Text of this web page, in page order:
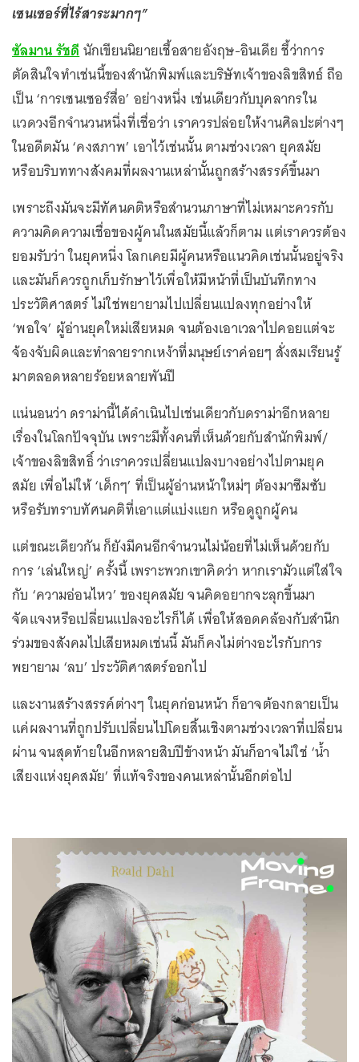
เซนเซอร์ที่ไร้สาระมากๆ”
ซัลมาน รัชดีนักเขียนนิยายเชื้อสายอังฤษ-อินเดีย ชี้ว่าการ
ตัดสินใจทำเช่นนี้ของสำนักพิมพ์และบริษัทเจ้าของลิขสิทธ์ ถือ
เป็น ‘การเซนเซอร์สื่อ’ อย่างหนึ่ง เช่นเดียวกับบุคลากรใน
แวดวงอีกจำนวนหนึ่งที่เชื่อว่า เราควรปล่อยให้งานศิลปะต่างๆ
ในอดีตมัน ‘คงสภาพ’ เอาไว้เช่นนั้น ตามช่วงเวลา ยุคสมัย
หรือบริบททางสังคมที่ผลงานเหล่านั้นถูกสร้างสรรค์ขึ้นมา
เพราะถึงมันจะมีทัศนคติหรือสำนวนภาษาที่ไม่เหมาะควรกับ
ความคิดความเชื่อของผู้คนในสมัยนี้แล้วก็ตาม แต่เราควรต้อง
ยอมรับว่า ในยุคหนึ่ง โลกเคยมีผู้คนหรือแนวคิดเช่นนั้นอยู่จริง
และมันก็ควรถูกเก็บรักษาไว้เพื่อให้มีหน้าที่เป็นบันทึกทาง
ประวัติศาสตร์ ไม่ใช่พยายามไปเปลี่ยนแปลงทุกอย่างให้
‘พอใจ’ ผู้อ่านยุคใหม่เสียหมด จนต้องเอาเวลาไปคอยแต่จะ
จ้องจับผิดและทำลายรากเหง้าที่มนุษย์เราค่อยๆ สั่งสมเรียนรู้
มาตลอดหลายร้อยหลายพันปี
แน่นอนว่า ดราม่านี้ได้ดำเนินไปเช่นเดียวกับดราม่าอีกหลาย
เรื่องในโลกปัจจุบัน เพราะมีทั้งคนที่เห็นด้วยกับสำนักพิมพ์/
เจ้าของลิขสิทธิ์ ว่าเราควรเปลี่ยนแปลงบางอย่างไปตามยุค
สมัย เพื่อไม่ให้ ‘เด็กๆ’ ที่เป็นผู้อ่านหน้าใหม่ๆ ต้องมาซึมซับ
หรือรับทราบทัศนคติที่เอาแต่แบ่งแยก หรือดูถูกผู้คน
แต่ขณะเดียวกัน ก็ยังมีคนอีกจำนวนไม่น้อยที่ไม่เห็นด้วยกับ
การ ‘เล่นใหญ่’ ครั้งนี้ เพราะพวกเขาคิดว่า หากเรามัวแต่ใส่ใจ
กับ ‘ความอ่อนไหว’ ของยุคสมัย จนคิดอยากจะลุกขึ้นมา
จัดแจงหรือเปลี่ยนแปลงอะไรก็ได้ เพื่อให้สอดคล้องกับสำนึก
ร่วมของสังคมไปเสียหมดเช่นนี้ มันก็คงไม่ต่างอะไรกับการ
พยายาม ‘ลบ’ ประวัติศาสตร์ออกไป
และงานสร้างสรรค์ต่างๆ ในยุคก่อนหน้า ก็อาจต้องกลายเป็น
แค่ผลงานที่ถูกปรับเปลี่ยนไปโดยสิ้นเชิงตามช่วงเวลาที่เปลี่ยน
ผ่าน จนสุดท้ายในอีกหลายสิบปีข้างหน้า มันก็อาจไม่ใช่ ‘น้ำ
เสียงแห่งยุคสมัย’ ที่แท้จริงของคนเหล่านั้นอีกต่อไป